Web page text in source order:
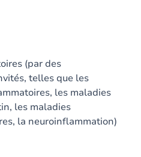
(par des
telles que les
les maladies
les maladies
la neuroinflammation)